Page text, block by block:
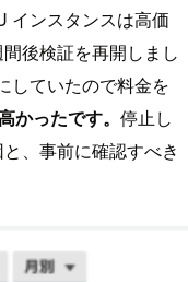
インスタンスは高価
後検証を再開しまし
していたので料金を
かったです。 停止し
、事前に確認すべき